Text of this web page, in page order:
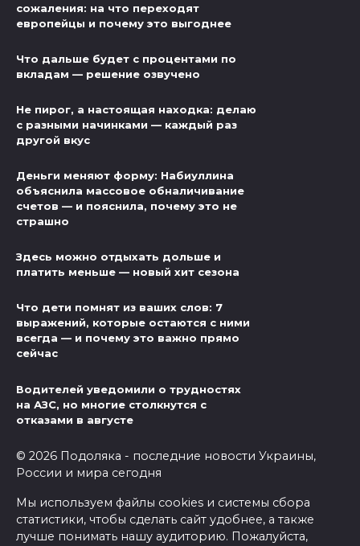
сожаления: на что переходят
европейцы и почему это выгоднее
Что дальше будет с процентами по
вкладам — решение озвучено
Не пирог, а настоящая находка: делаю
с разными начинками — каждый раз
другой вкус
Деньги меняют форму: Набиуллина
объяснила массовое обналичивание
счетов — и пояснила, почему это не
страшно
Здесь можно отдыхать дольше и
платить меньше — новый хит сезона
Что дети помнят из ваших слов: 7
выражений, которые остаются с ними
всегда — и почему это важно прямо
сейчас
Водителей уведомили о трудностях
на АЗС, но многие столкнутся с
отказами в августе
© 2026 Подоляка - последние новости Украины,
России и мира сегодня
Мы используем файлы cookies и системы сбора
статистики, чтобы сделать сайт удобнее, а также
лучше понимать нашу аудиторию. Пожалуйста,